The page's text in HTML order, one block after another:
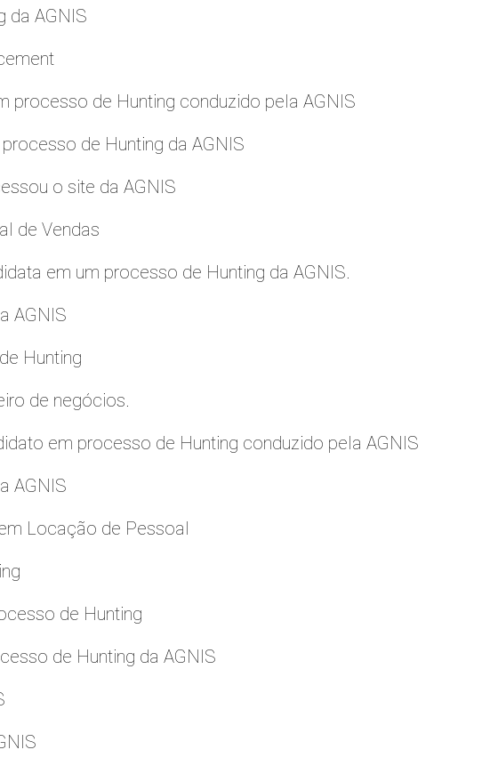
da AGNIS
processo de Hunting conduzido pela AGNIS
de Hunting da AGNIS
o site da AGNIS
de Vendas
em um processo de Hunting da AGNIS.
AGNIS
Hunting
de negócios.
em processo de Hunting conduzido pela AGNIS
AGNIS
Locação de Pessoal
de Hunting
de Hunting da AGNIS